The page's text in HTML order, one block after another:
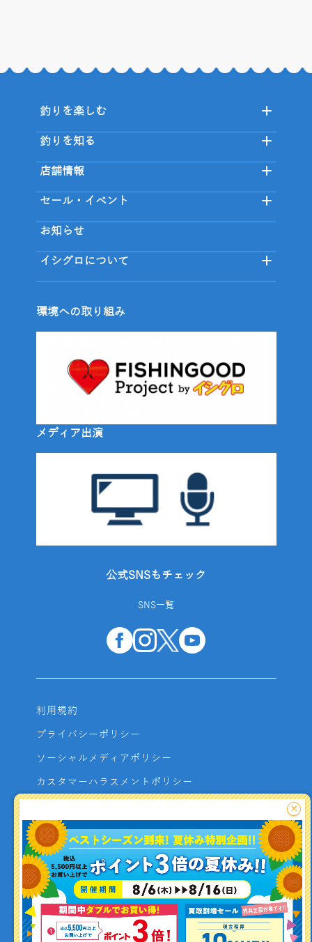
釣り情報を
投稿する
釣りを楽しむ
釣りを知る
店舗情報
セール・イベント
お知らせ
イシグロについて
環境への取り組み
メディア出演
公式SNSもチェック
SNS一覧
利用規約
プライバシーポリシー
ソーシャルメディアポリシー
カスタマーハラスメントポリシー
よくあるご質問
お問い合わせ
利用者資金の保全方法
×